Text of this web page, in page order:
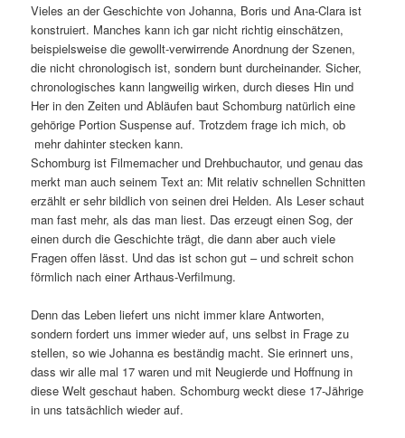
Vieles an der Geschichte von Johanna, Boris und Ana-Clara ist
konstruiert. Manches kann ich gar nicht richtig einschätzen,
beispielsweise die gewollt-verwirrende Anordnung der Szenen,
die nicht chronologisch ist, sondern bunt durcheinander. Sicher,
chronologisches kann langweilig wirken, durch dieses Hin und
Her in den Zeiten und Abläufen baut Schomburg natürlich eine
gehörige Portion Suspense auf. Trotzdem frage ich mich, ob
mehr dahinter stecken kann.
Schomburg ist Filmemacher und Drehbuchautor, und genau das
merkt man auch seinem Text an: Mit relativ schnellen Schnitten
erzählt er sehr bildlich von seinen drei Helden. Als Leser schaut
man fast mehr, als das man liest. Das erzeugt einen Sog, der
einen durch die Geschichte trägt, die dann aber auch viele
Fragen offen lässt. Und das ist schon gut – und schreit schon
förmlich nach einer Arthaus-Verfilmung.
Denn das Leben liefert uns nicht immer klare Antworten,
sondern fordert uns immer wieder auf, uns selbst in Frage zu
stellen, so wie Johanna es beständig macht. Sie erinnert uns,
dass wir alle mal 17 waren und mit Neugierde und Hoffnung in
diese Welt geschaut haben. Schomburg weckt diese 17-Jährige
in uns tatsächlich wieder auf.